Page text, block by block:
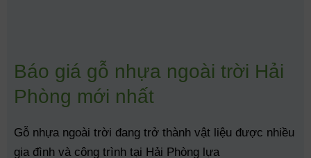
Báo giá gỗ nhựa ngoài trời Hải
Phòng mới nhất
Gỗ nhựa ngoài trời đang trở thành vật liệu được nhiều
gia đình và công trình tại Hải Phòng lựa